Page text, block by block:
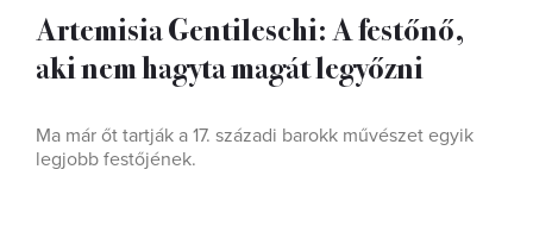
Artemisia Gentileschi: A festőnő,
aki nem hagyta magát legyőzni
Ma már őt tartják a 17. századi barokk művészet egyik
legjobb festőjének.